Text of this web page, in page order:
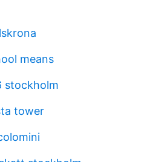
means
stockholm
tower